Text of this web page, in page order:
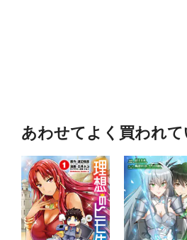
あわせてよく買われ